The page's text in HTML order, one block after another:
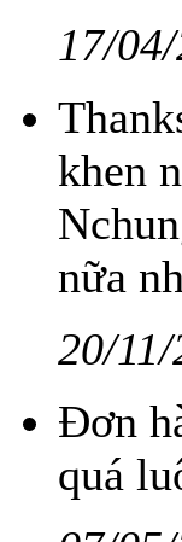
17/
khen
nữa
20/
Đơn
quá